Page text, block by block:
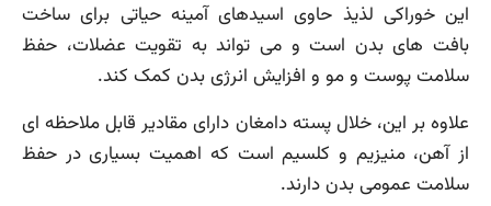
این خوراکی لذیذ حاوی اسیدهای آمینه حیاتی برای ساخت
بافت های بدن است و می تواند به تقویت عضلات، حفظ
سلامت پوست و مو و افزایش انرژی بدن کمک کند.
علاوه بر این، خلال پسته دامغان دارای مقادیر قابل ملاحظه ای
از آهن، منیزیم و کلسیم است که اهمیت بسیاری در حفظ
سلامت عمومی بدن دارند.